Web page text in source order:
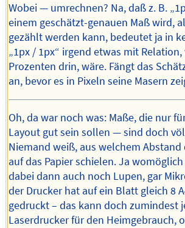
Wobei — umrechnen? Na, daß z. B.
einem geschätzt-genauen Maß wird,
gezählt werden kann, bedeutet ja in
„1px / 1px“ irgend etwas mit
Prozenten drin, wäre. Fängt das
an, bevor es in Pixeln seine Masern
Oh, da war noch was: Maße, die nur
Layout gut sein sollen — sind doch
Niemand weiß, aus welchem
auf das Papier schielen. Ja
dabei dann auch noch Lupen, gar
der Drucker hat auf ein Blatt gleich 8
gedruckt – das kann doch zumindest
Laserdrucker für den Heimgebrauch,